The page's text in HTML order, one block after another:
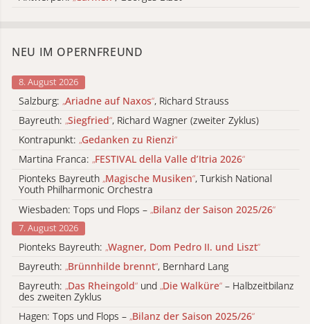
NEU IM OPERNFREUND
8. August 2026
Salzburg: „Ariadne auf Naxos“, Richard Strauss
Bayreuth: „Siegfried“, Richard Wagner (zweiter Zyklus)
Kontrapunkt: „Gedanken zu Rienzi“
Martina Franca: „FESTIVAL della Valle d’Itria 2026“
Pionteks Bayreuth „Magische Musiken“, Turkish National
Youth Philharmonic Orchestra
Wiesbaden: Tops und Flops – „Bilanz der Saison 2025/26“
7. August 2026
Pionteks Bayreuth: „Wagner, Dom Pedro II. und Liszt“
Bayreuth: „Brünnhilde brennt“, Bernhard Lang
Bayreuth: „Das Rheingold“ und „Die Walküre“ – Halbzeitbilanz
des zweiten Zyklus
Hagen: Tops und Flops – „Bilanz der Saison 2025/26“